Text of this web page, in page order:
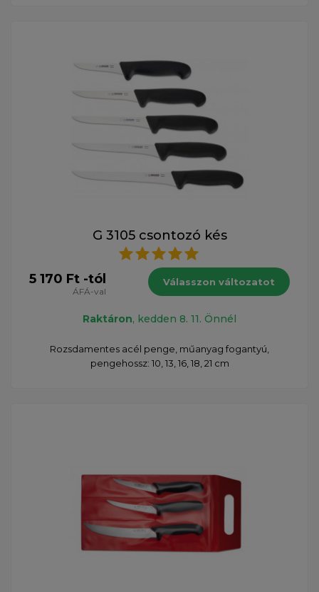
G 3105 csontozó kés
5 170 Ft -tól
ÁFÁ-val
Válasszon változatot
Raktáron, kedden 8. 11. Önnél
Rozsdamentes acél penge, műanyag fogantyú,
pengehossz: 10, 13, 16, 18, 21 cm